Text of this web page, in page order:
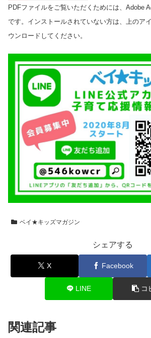
PDFファイルをご覧いただくためには、Adobe
です。インストールされていない方は、上のア
ウンロードしてください。
ベイ★キッズマガジン
シェアする
X Facebook
LINE コ
関連記事